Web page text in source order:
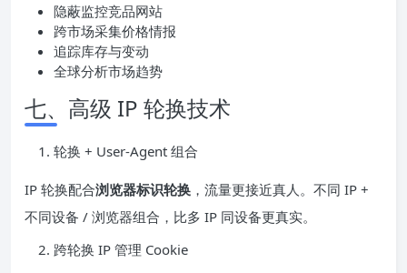
隐蔽监控竞品网站
跨市场采集价格情报
追踪库存与变动
全球分析市场趋势
七、高级 IP 轮换技术
轮换 + User‑Agent 组合
IP 轮换配合浏览器标识轮换 ，流量更接近真人。不同 IP +
不同设备 / 浏览器组合，比多 IP 同设备更真实。
跨轮换 IP 管理 Cookie